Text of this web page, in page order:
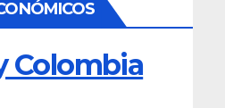
Colombia